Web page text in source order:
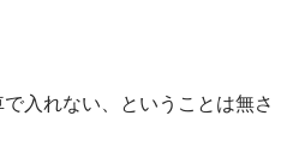
入れない、ということは無さ